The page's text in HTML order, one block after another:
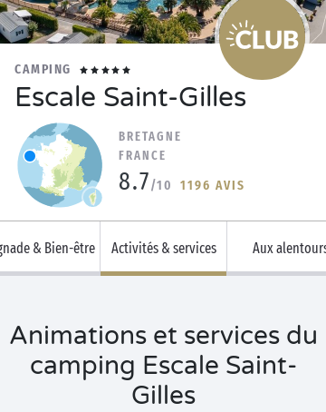
CAMPING
Escale Saint-Gilles
BRETAGNE
FRANCE
8.7/10 1196 AVIS
& Bien-être Activités & services Aux alentours
Animations et services du
camping Escale Saint-
Gilles